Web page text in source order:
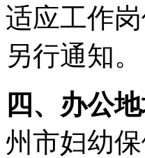
适应工作
另行通知。
四、办公地
州市妇幼